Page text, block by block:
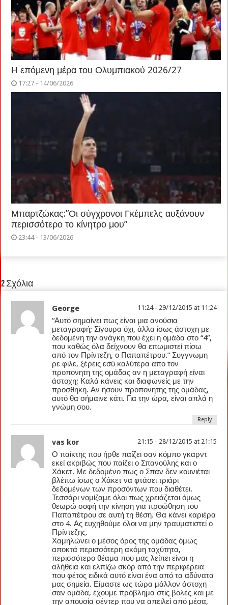
Η επόμενη μέρα του Ολυμπιακού 2026/27
17:27 - 14/06/2026
Μπαρτζώκας:”Οι σύγχρονοι Γκέμπελς αυξάνουν
περισσότερο το κίνητρο μου”
23:44 - 13/06/2026
2 Σχόλια
George 11:24 - 29/12/2015 at 11:24
“Αυτό σημαίνει πως είναι μια ανούσια
μεταγραφή; Σίγουρα όχι, άλλα ίσως άστοχη με
δεδομένη την ανάγκη που έχει η ομάδα στο “4”,
που καθώς όλα δείχνουν θα επωμιστεί πίσω
από τον Πρίντεζη, ο Παπαπέτρου.” Συγγνωμη
ρε φιλε, ξέρεις εσύ καλύτερα απο τον
προπονητη της ομάδας αν η μεταγραφή είναι
άστοχη; Καλά κάνεις και διαφωνείς με την
προσθηκη. Αν ήσουν προπονητης της ομάδας,
αυτό θα σήμαινε κάτι. Για την ώρα, είναι απλά η
γνώμη σου.
Reply
vas kor 21:15 - 28/12/2015 at 21:15
Ο παίκτης που ήρθε παίζει σαν κόμπο γκαρντ
εκεί ακριβώς που παίζει ο Σπανούλης και ο
Χάκετ. Με δεδομένο πως ο Σπαν δεν κουνιέται
βλέπω ίσως ο Χάκετ να φτάσει τριάρι
δεδομένων των προσόντων που διαθέτει.
Τεσσάρι νομίζαμε όλοι πως χρειάζεται όμως
θεωρώ σοφή την κίνηση για προώθηση του
Παπαπέτρου σε αυτή τη θέση. Θα κάνει καριέρα
στο 4. Ας ευχηθούμε όλοι να μην τραυματιστεί ο
Πρίντεζης.
Χαμηλώνει ο μέσος όρος της ομάδας όμως
αποκτά περισσότερη ακόμη ταχύτητα,
περισσότερο θέαμα που μας λείπει είναι η
αλήθεια και ελπίζω σκόρ από την περιφέρεια
που φέτος ειδικά αυτό είναι ένα από τα αδύνατα
μας σημεία. Είμαστε ως τώρα μάλλον άστοχη
σαν ομάδα, έχουμε πρόβλημα στις βολές και με
την απουσία σέντερ που να απειλεί από μέσα,